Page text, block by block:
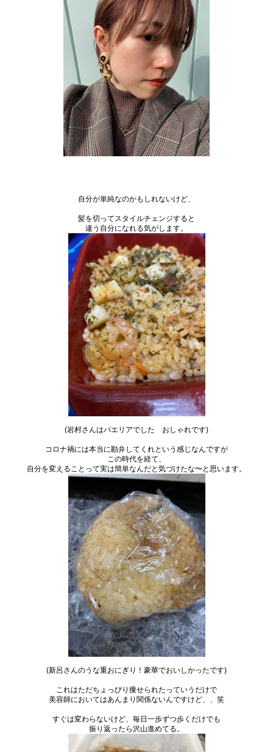
自分が単純なのかもしれないけど、
髪を切ってスタイルチェンジすると
違う自分になれる気がします。
(岩村さんはパエリアでした おしゃれです)
コロナ禍には本当に勘弁してくれという感じなんですが
この時代を経て、
自分を変えることって実は簡単なんだと気づけたな〜と思います。
(新呂さんのうな重おにぎり！豪華でおいしかったです)
これはただちょっぴり痩せられたっていうだけで
美容師においてはあんまり関係ないんですけど、、笑
すぐは変わらないけど、毎日一歩ずつ歩くだけでも
振り返ったら沢山進めてる。